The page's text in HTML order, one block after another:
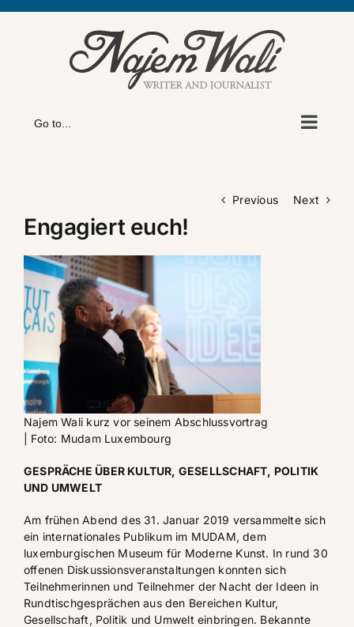
Go to...
Previous Next
Engagiert euch!
Najem Wali kurz vor seinem Abschlussvortrag
| Foto: Mudam Luxembourg
GESPRÄCHE ÜBER KULTUR, GESELLSCHAFT, POLITIK
UND UMWELT
Am frühen Abend des 31. Januar 2019 versammelte sich
ein internationales Publikum im MUDAM, dem
luxemburgischen Museum für Moderne Kunst. In rund 30
offenen Diskussionsveranstaltungen konnten sich
Teilnehmerinnen und Teilnehmer der Nacht der Ideen in
Rundtischgesprächen aus den Bereichen Kultur,
Gesellschaft, Politik und Umwelt einbringen. Bekannte